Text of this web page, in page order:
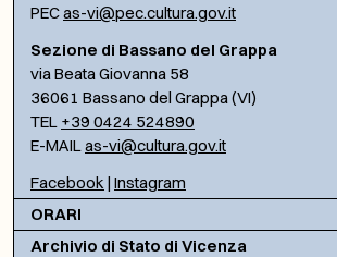
PECas-vi@pec.cultura.gov.it
Sezione di Bassano del Grappa
via Beata Giovanna 58
36061 Bassano del Grappa (VI)
TEL +39 0424 524890
E-MAILas-vi@cultura.gov.it
Facebook | Instagram
ORARI
Archivio di Stato di Vicenza